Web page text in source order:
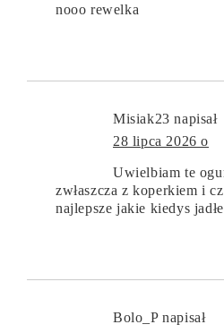
nooo rewelka
Misiak23 napisał
28 lipca 2026 o
Uwielbiam te
zwłaszcza z koperkiem i
najlepsze jakie kiedys
Bolo_P napisał